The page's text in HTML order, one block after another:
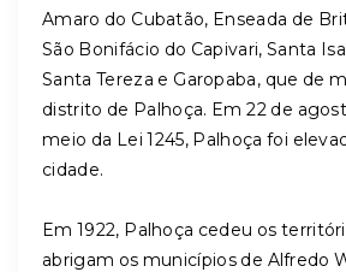
Amaro do Cubatão, Enseada de
São Bonifácio do Capivari, Santa
Santa Tereza e Garopaba, que de
distrito de Palhoça. Em 22 de
meio da Lei 1245, Palhoça foi
cidade.
Em 1922, Palhoça cedeu os
abrigam os municípios de Alfredo